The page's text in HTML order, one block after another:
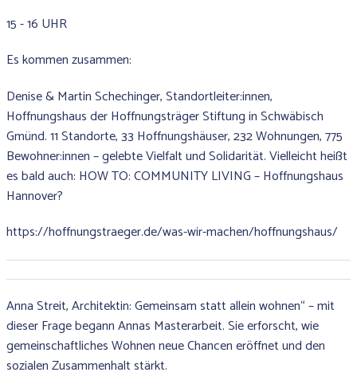
15 - 16 UHR
Es kommen zusammen:
Denise & Martin Schechinger, Standortleiter:innen,
Hoffnungshaus der Hoffnungsträger Stiftung in Schwäbisch
Gmünd. 11 Standorte, 33 Hoffnungshäuser, 232 Wohnungen, 775
Bewohner:innen – gelebte Vielfalt und Solidarität. Vielleicht heißt
es bald auch: HOW TO: COMMUNITY LIVING – Hoffnungshaus
Hannover?
https://hoffnungstraeger.de/was-wir-machen/hoffnungshaus/
Anna Streit, Architektin: Gemeinsam statt allein wohnen“ – mit
dieser Frage begann Annas Masterarbeit. Sie erforscht, wie
gemeinschaftliches Wohnen neue Chancen eröffnet und den
sozialen Zusammenhalt stärkt.